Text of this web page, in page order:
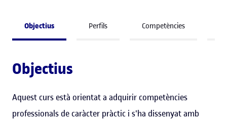
Objectius Perfils Competències
Objectius
Aquest curs està orientat a adquirir competències
professionals de caràcter pràctic i s'ha dissenyat amb